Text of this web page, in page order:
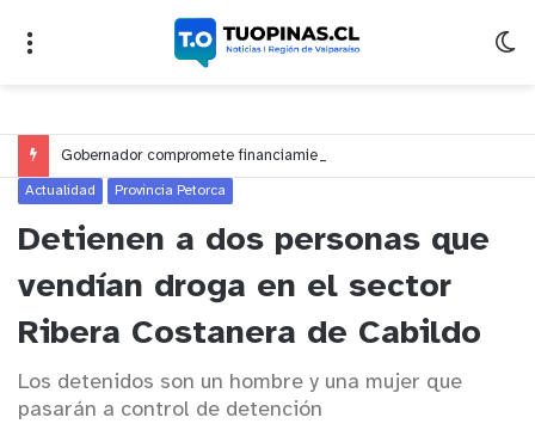
Actualidad Provincia Petorca
Detienen a dos personas que
vendían droga en el sector
Ribera Costanera de Cabildo
Los detenidos son un hombre y una mujer que
pasarán a control de detención